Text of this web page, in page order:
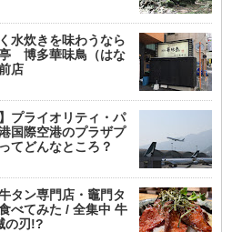
水炊きを味わうなら
博多華味鳥（はな
店
プライオリティ・パ
国際空港のプラザプ
てどんなところ？
タン専門店・竈門タ
べてみた / 全集中 牛
の刃!?